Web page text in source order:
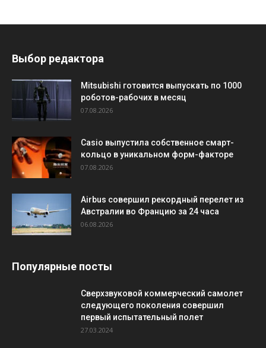
Выбор редактора
Mitsubishi готовится выпускать по 1000
роботов-рабочих в месяц
07.08.2026
Casio выпустила собственное смарт-
кольцо в уникальном форм-факторе
07.08.2026
Airbus совершил рекордный перелет из
Австралии во Францию за 24 часа
06.08.2026
Популярные посты
Сверхзвуковой коммерческий самолет
следующего поколения совершил
первый испытательный полет
27.03.2024